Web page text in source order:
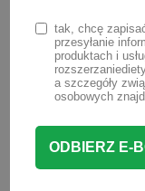
obalamy
Dzisiaj
wątpliwości
często
tak
tak, chcę
przesyłanie
produktach i
a szczegóły
osobowych